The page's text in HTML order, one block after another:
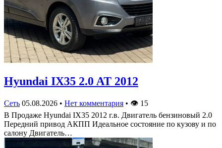
Hyundai IX35 2.0 AT 2012
Сеть 05.08.2026 • Нет комментария • 👁 15
В Продаже Hyundai IX35 2012 г.в. Двигатель бензиновый 2.0
Передний привод АКПП Идеальное состояние по кузову и по
салону Двигатель…